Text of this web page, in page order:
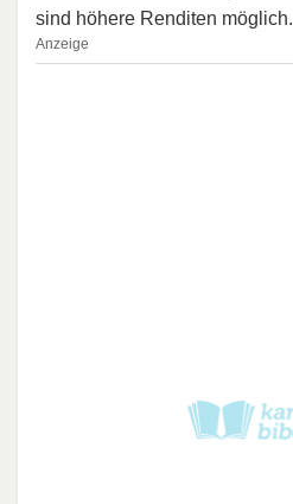
sind höhere Renditen möglich.
Anzeige